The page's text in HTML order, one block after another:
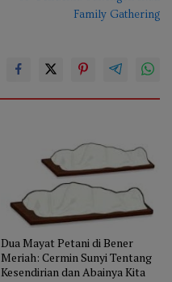
Family Gathering
Dua Mayat Petani di Bener
Meriah: Cermin Sunyi Tentang
Kesendirian dan Abainya Kita